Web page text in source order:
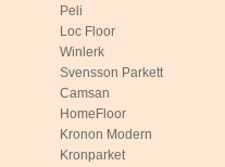
Peli
Loc Floor
Winlerk
Svensson Parkett
Camsan
HomeFloor
Kronon Modern
Kronparket